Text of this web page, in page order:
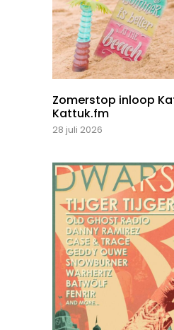
Zomerstop inloop
Kattuk.fm
28 juli 2026